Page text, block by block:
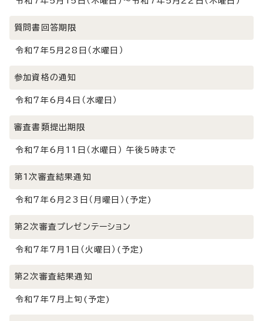
質問書回答期限
令和7年5月28日（水曜日）
参加資格の通知
令和7年6月4日（水曜日）
審査書類提出期限
令和7年6月11日（水曜日） 午後5時まで
第1次審査結果通知
令和7年6月23日（月曜日）(予定)
第2次審査プレゼンテーション
令和7年7月1日（火曜日）(予定)
第2次審査結果通知
令和7年7月上旬(予定)